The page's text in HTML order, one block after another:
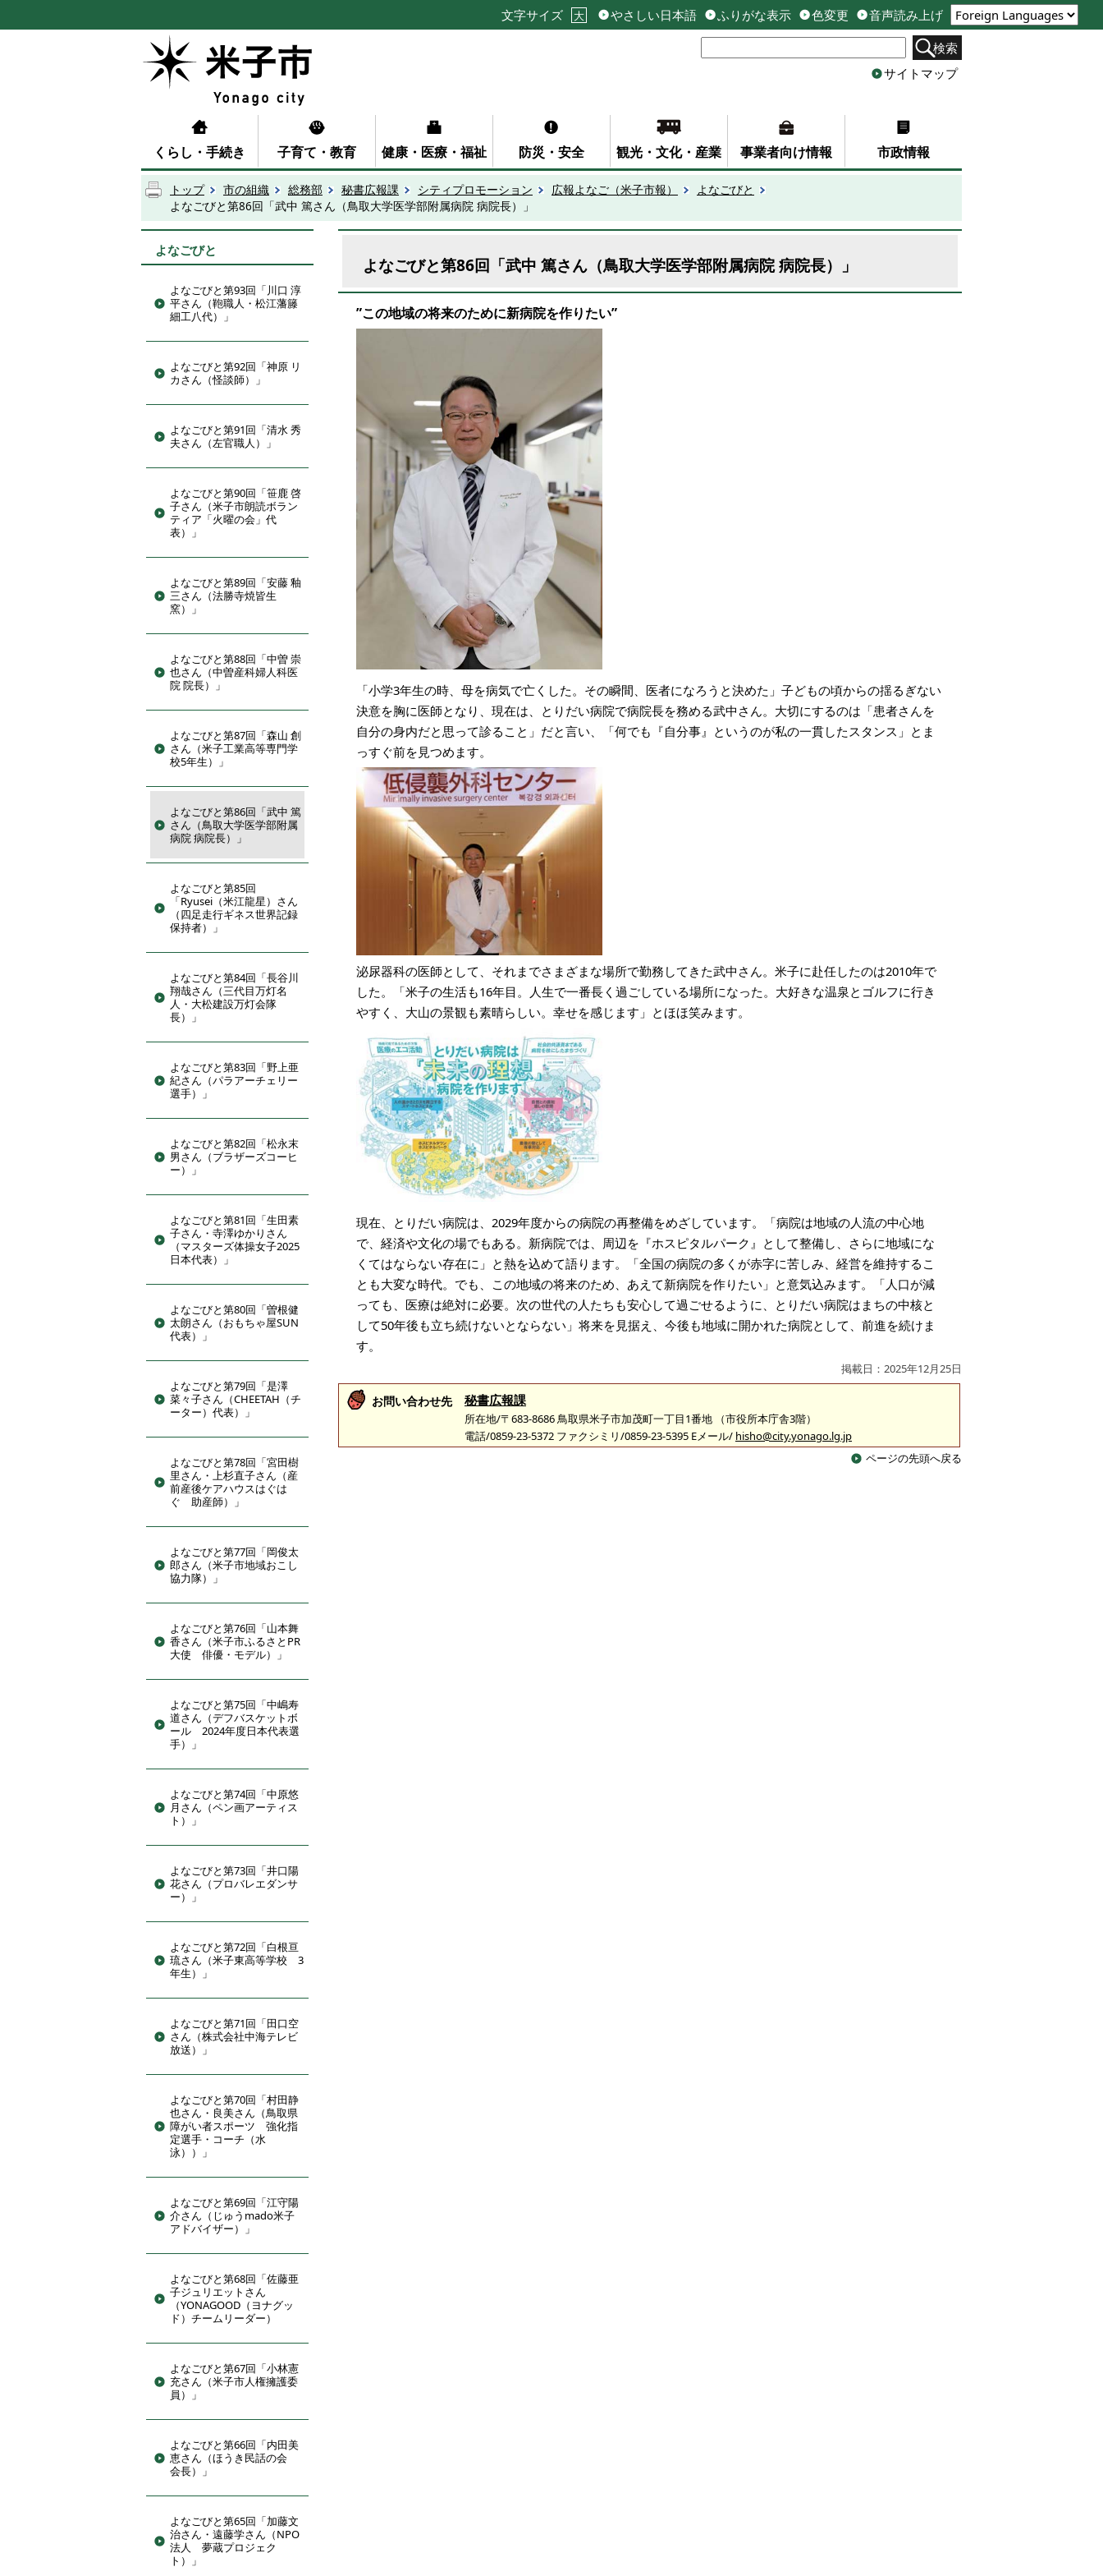
文字サイズ 大 やさしい日本語 ふりがな表示 色変更
音声読み上げ
検索
サイトマップ
くらし・手続き 子育て・教育 健康・医療・福祉 防災・安全 観光・文化・産業 事業者向け情報 市政情報
トップ 市の組織 総務部 秘書広報課 シティプロモーション 広報よなご（米子市報）
よなごびと
よなごびと第86回「武中 篤さん（鳥取大学医学部附属病院 病院長）」
よなごびと
よなごびと第93回「川口 淳
平さん（鞄職人・松江藩籐
細工八代）」
よなごびと第92回「神原 リ
カさん（怪談師）」
よなごびと第91回「清水 秀
夫さん（左官職人）」
よなごびと第90回「笹鹿 啓
子さん（米子市朗読ボラン
ティア「火曜の会」代
表）」
よなごびと第89回「安藤 釉
三さん（法勝寺焼皆生
窯）」
よなごびと第88回「中曽 崇
也さん（中曽産科婦人科医
院 院長）」
よなごびと第87回「森山 創
さん（米子工業高等専門学
校5年生）」
よなごびと第86回「武中 篤
さん（鳥取大学医学部附属
病院 病院長）」
よなごびと第85回
「Ryusei（米江龍星）さん
（四足走行ギネス世界記録
保持者）」
よなごびと第84回「長谷川
翔哉さん（三代目万灯名
人・大松建設万灯会隊
長）」
よなごびと第83回「野上亜
紀さん（パラアーチェリー
選手）」
よなごびと第82回「松永末
男さん（ブラザーズコーヒ
ー）」
よなごびと第81回「生田素
子さん・寺澤ゆかりさん
（マスターズ体操女子2025
日本代表）」
よなごびと第80回「曽根健
太朗さん（おもちゃ屋SUN
代表）」
よなごびと第79回「是澤
菜々子さん（CHEETAH（チ
ーター）代表）」
よなごびと第78回「宮田樹
里さん・上杉直子さん（産
前産後ケアハウスはぐは
ぐ 助産師）」
よなごびと第77回「岡俊太
郎さん（米子市地域おこし
協力隊）」
よなごびと第76回「山本舞
香さん（米子市ふるさとPR
大使 俳優・モデル）」
よなごびと第75回「中嶋寿
道さん（デフバスケットボ
ール 2024年度日本代表選
手）」
よなごびと第74回「中原悠
月さん（ペン画アーティス
ト）」
よなごびと第73回「井口陽
花さん（プロバレエダンサ
ー）」
よなごびと第72回「白根亘
琉さん（米子東高等学校 3
年生）」
よなごびと第71回「田口空
さん（株式会社中海テレビ
放送）」
よなごびと第70回「村田静
也さん・良美さん（鳥取県
障がい者スポーツ 強化指
定選手・コーチ（水
泳））」
よなごびと第69回「江守陽
介さん（じゅうmado米子
アドバイザー）」
よなごびと第68回「佐藤亜
子ジュリエットさん
（YONAGOOD（ヨナグッ
ド）チームリーダー）
よなごびと第67回「小林憲
充さん（米子市人権擁護委
員）」
よなごびと第66回「内田美
恵さん（ほうき民話の会
会長）」
よなごびと第65回「加藤文
治さん・遠藤学さん（NPO
法人 夢蔵プロジェク
ト）」
よなごびと第86回「武中 篤さん（鳥取大学医学部附属病院 病院長）」
”この地域の将来のために新病院を作りたい”
「小学3年生の時、母を病気で亡くした。その瞬間、医者になろうと決めた」子どもの頃からの揺るぎない
決意を胸に医師となり、現在は、とりだい病院で病院長を務める武中さん。大切にするのは「患者さんを
自分の身内だと思って診ること」だと言い、「何でも『自分事』というのが私の一貫したスタンス」とま
っすぐ前を見つめます。
泌尿器科の医師として、それまでさまざまな場所で勤務してきた武中さん。米子に赴任したのは2010年で
した。「米子の生活も16年目。人生で一番長く過ごしている場所になった。大好きな温泉とゴルフに行き
やすく、大山の景観も素晴らしい。幸せを感じます」とほほ笑みます。
現在、とりだい病院は、2029年度からの病院の再整備をめざしています。「病院は地域の人流の中心地
で、経済や文化の場でもある。新病院では、周辺を『ホスピタルパーク』として整備し、さらに地域にな
くてはならない存在に」と熱を込めて語ります。「全国の病院の多くが赤字に苦しみ、経営を維持するこ
とも大変な時代。でも、この地域の将来のため、あえて新病院を作りたい」と意気込みます。「人口が減
っても、医療は絶対に必要。次の世代の人たちも安心して過ごせるように、とりだい病院はまちの中核と
して50年後も立ち続けないとならない」将来を見据え、今後も地域に開かれた病院として、前進を続けま
す。
掲載日：2025年12月25日
お問い合わせ先 秘書広報課
所在地/〒683-8686 鳥取県米子市加茂町一丁目1番地 （市役所本庁舎3階）
電話/0859-23-5372 ファクシミリ/0859-23-5395 Eメール/ hisho@city.yonago.lg.jp
ページの先頭へ戻る